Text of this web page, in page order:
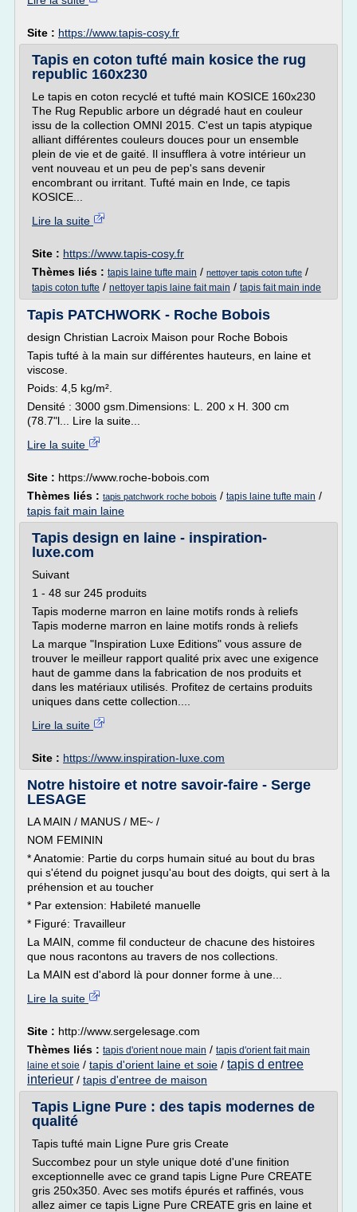
Site : https://www.tapis-cosy.fr
Tapis en coton tufté main kosice the rug
republic 160x230
Le tapis en coton recyclé et tufté main KOSICE 160x230
The Rug Republic arbore un dégradé haut en couleur
issu de la collection OMNI 2015. C'est un tapis atypique
alliant différentes couleurs douces pour un ensemble
plein de vie et de gaité. Il insufflera à votre intérieur un
vent nouveau et un peu de pep's sans devenir
encombrant ou irritant. Tufté main en Inde, ce tapis
KOSICE...
Lire la suite
Site : https://www.tapis-cosy.fr
Thèmes liés : tapis laine tufte main / nettoyer tapis coton tufte /
tapis coton tufte / nettoyer tapis laine fait main / tapis fait main inde
Tapis PATCHWORK - Roche Bobois
design Christian Lacroix Maison pour Roche Bobois
Tapis tufté à la main sur différentes hauteurs, en laine et
viscose.
Poids: 4,5 kg/m².
Densité : 3000 gsm.Dimensions: L. 200 x H. 300 cm
(78.7"l... Lire la suite...
Lire la suite
Site : https://www.roche-bobois.com
Thèmes liés : tapis patchwork roche bobois / tapis laine tufte main /
tapis fait main laine
Tapis design en laine - inspiration-
luxe.com
Suivant
1 - 48 sur 245 produits
Tapis moderne marron en laine motifs ronds à reliefs
Tapis moderne marron en laine motifs ronds à reliefs
La marque "Inspiration Luxe Editions" vous assure de
trouver le meilleur rapport qualité prix avec une exigence
haut de gamme dans la fabrication de nos produits et
dans les matériaux utilisés. Profitez de certains produits
uniques dans cette collection....
Lire la suite
Site : https://www.inspiration-luxe.com
Notre histoire et notre savoir-faire - Serge
LESAGE
LA MAIN / MANUS / ME~ /
NOM FEMININ
* Anatomie: Partie du corps humain situé au bout du bras
qui s'étend du poignet jusqu'au bout des doigts, qui sert à la
préhension et au toucher
* Par extension: Habileté manuelle
* Figuré: Travailleur
La MAIN, comme fil conducteur de chacune des histoires
que nous racontons au travers de nos collections.
La MAIN est d'abord là pour donner forme à une...
Lire la suite
Site : http://www.sergelesage.com
Thèmes liés : tapis d'orient noue main / tapis d'orient fait main
laine et soie / tapis d'orient laine et soie / tapis d entree
interieur / tapis d'entree de maison
Tapis Ligne Pure : des tapis modernes de
qualité
Tapis tufté main Ligne Pure gris Create
Succombez pour un style unique doté d'une finition
exceptionnelle avec ce grand tapis Ligne Pure CREATE
gris 250x350. Avec ses motifs épurés et raffinés, vous
allez aimer ce tapis Ligne Pure CREATE gris en laine et